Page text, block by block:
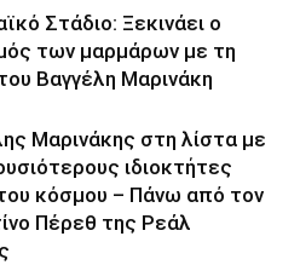
Στάδιο: Ξεκινάει ο
των μαρμάρων με τη
Βαγγέλη Μαρινάκη
Μαρινάκης στη λίστα με
ιδιοκτήτες
κόσμου – Πάνω από τον
Πέρεθ της Ρεάλ